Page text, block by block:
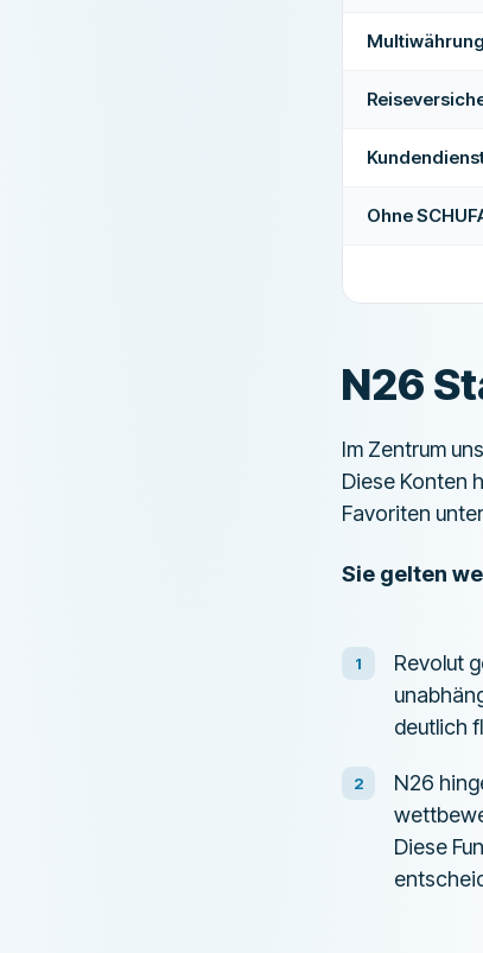
Ohne
N26
Im Zentrum
Diese Konten
Favoriten unter
Sie gelten
Revolut
deutlich
N26
Diese